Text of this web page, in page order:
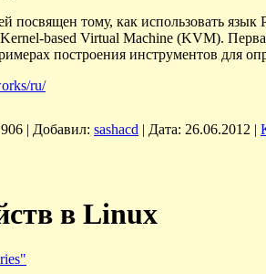
посвящен тому, как использовать
based Virtual Machine (KVM).
построения инструментов для
ru/
| Добавил: sashacd | Дата: 26.06.2012 |
в Linux